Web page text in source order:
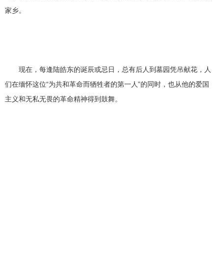
家乡。
现在，每逢陆皓东的诞辰或忌日，总有后人到墓园凭吊献花，人
们在缅怀这位“为共和革命而牺牲者的第一人”的同时，也从他的爱国
主义和无私无畏的革命精神得到鼓舞。